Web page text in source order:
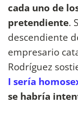
cada uno de
pretendiente.
descendiente
empresario
Rodríguez
I sería
se habría